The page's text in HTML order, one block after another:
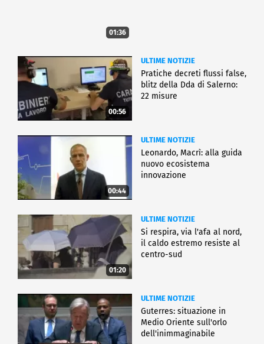
01:36
00:56
ULTIME NOTIZIE
Pratiche decreti flussi false,
blitz della Dda di Salerno:
22 misure
00:44
ULTIME NOTIZIE
Leonardo, Macrì: alla guida
nuovo ecosistema
innovazione
01:20
ULTIME NOTIZIE
Si respira, via l'afa al nord,
il caldo estremo resiste al
centro-sud
ULTIME NOTIZIE
Guterres: situazione in
Medio Oriente sull'orlo
dell'inimmaginabile